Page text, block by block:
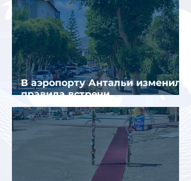
В аэропорту Антальи изменили
правила встречи
организованных туристов